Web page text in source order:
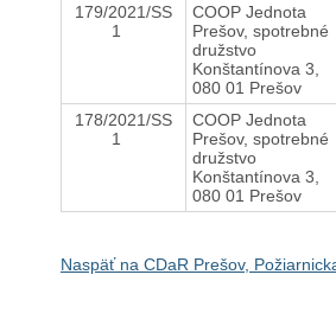
179/2021/SS
1
COOP Jednota
Prešov, spotrebné
družstvo
Konštantínova 3,
080 01 Prešov
178/2021/SS
1
COOP Jednota
Prešov, spotrebné
družstvo
Konštantínova 3,
080 01 Prešov
Naspäť na CDaR Prešov,